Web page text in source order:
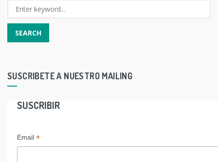
SUSCRIBETE A NUESTRO MAILING
SUSCRIBIR
Email *